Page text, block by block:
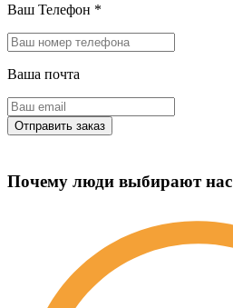
Ваш Телефон *
Ваша почта
Почему люди выбирают нас